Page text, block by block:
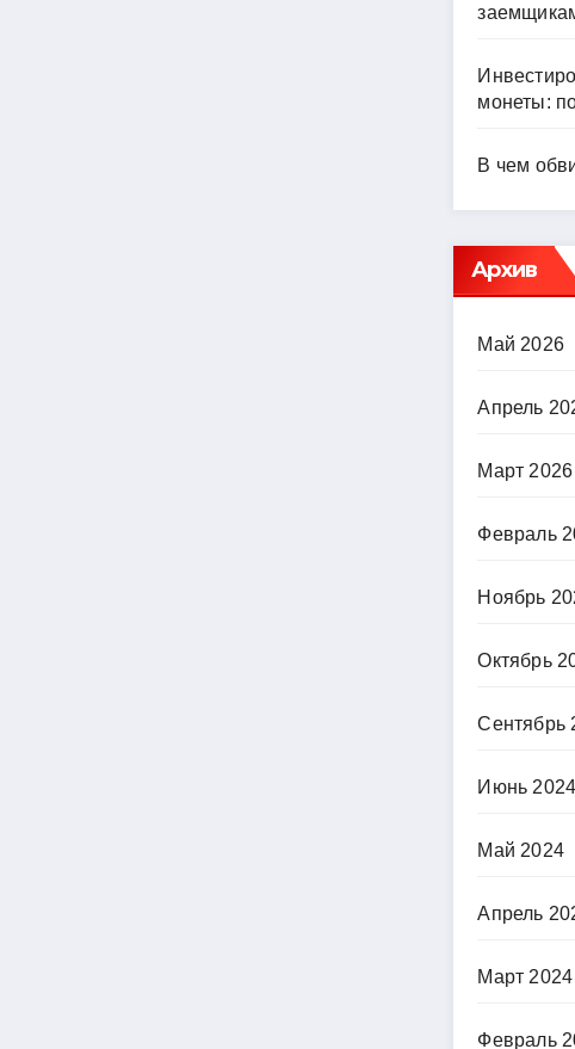
монеты:
В чем
Архив
Май 2026
Апрель
Март 2026
Февраль
Ноябрь
Октябрь
Сентябрь
Июнь 2024
Май 2024
Апрель
Март 2024
Февраль